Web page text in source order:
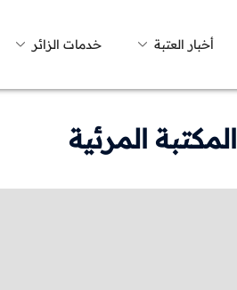
أخبار العتبة خدمات الزائر
المكتبة المرئية